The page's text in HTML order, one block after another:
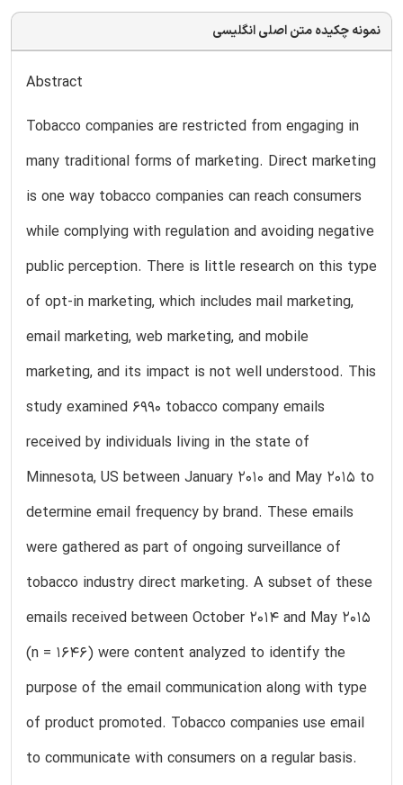
نمونه چکیده متن اصلی انگلیسی
Abstract
Tobacco companies are restricted from engaging in
many traditional forms of marketing. Direct marketing
is one way tobacco companies can reach consumers
while complying with regulation and avoiding negative
public perception. There is little research on this type
of opt-in marketing, which includes mail marketing,
email marketing, web marketing, and mobile
marketing, and its impact is not well understood. This
study examined 6990 tobacco company emails
received by individuals living in the state of
Minnesota, US between January 2010 and May 2015 to
determine email frequency by brand. These emails
were gathered as part of ongoing surveillance of
tobacco industry direct marketing. A subset of these
emails received between October 2014 and May 2015
(n = 1646) were content analyzed to identify the
purpose of the email communication along with type
of product promoted. Tobacco companies use email
to communicate with consumers on a regular basis.